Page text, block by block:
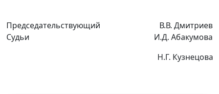
Председательствующий
Судьи
В.В. Дмитриев
И.Д. Абакумова
Н.Г. Кузнецова